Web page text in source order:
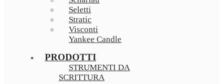
Seletti
Stratic
Visconti
Yankee Candle
PRODOTTI
STRUMENTI DA
SCRITTURA